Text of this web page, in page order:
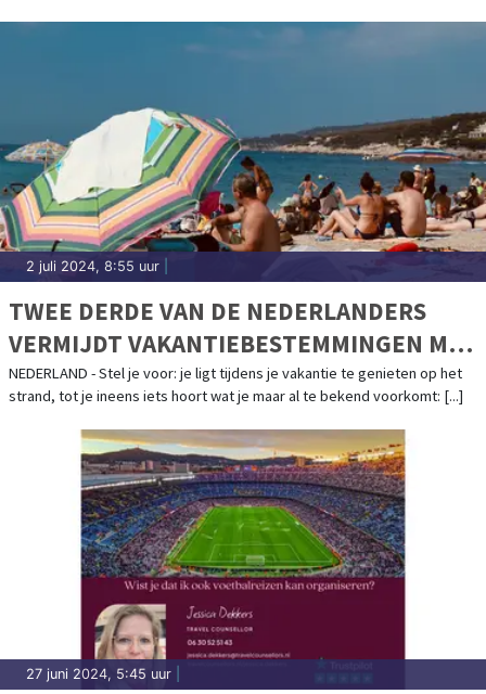
2 juli 2024, 8:55 uur
TWEE DERDE VAN DE NEDERLANDERS
VERMIJDT VAKANTIEBESTEMMINGEN MET
LANDGENOTEN
NEDERLAND - Stel je voor: je ligt tijdens je vakantie te genieten op het
strand, tot je ineens iets hoort wat je maar al te bekend voorkomt: [...]
27 juni 2024, 5:45 uur